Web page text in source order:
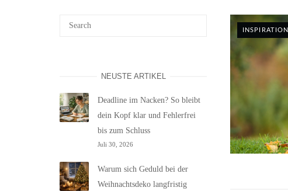
INSPIRATION
NEUSTE ARTIKEL
Deadline im Nacken? So bleibt
dein Kopf klar und Fehlerfrei
bis zum Schluss
Juli 30, 2026
Warum sich Geduld bei der
Weihnachtsdeko langfristig